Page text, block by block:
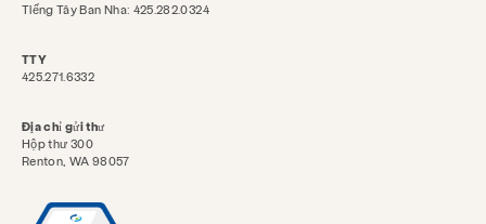
Tiếng Tây Ban Nha: 425.282.0324
TTY
425.271.6332
Địa chỉ gửi thư
Hộp thư 300
Renton, WA 98057